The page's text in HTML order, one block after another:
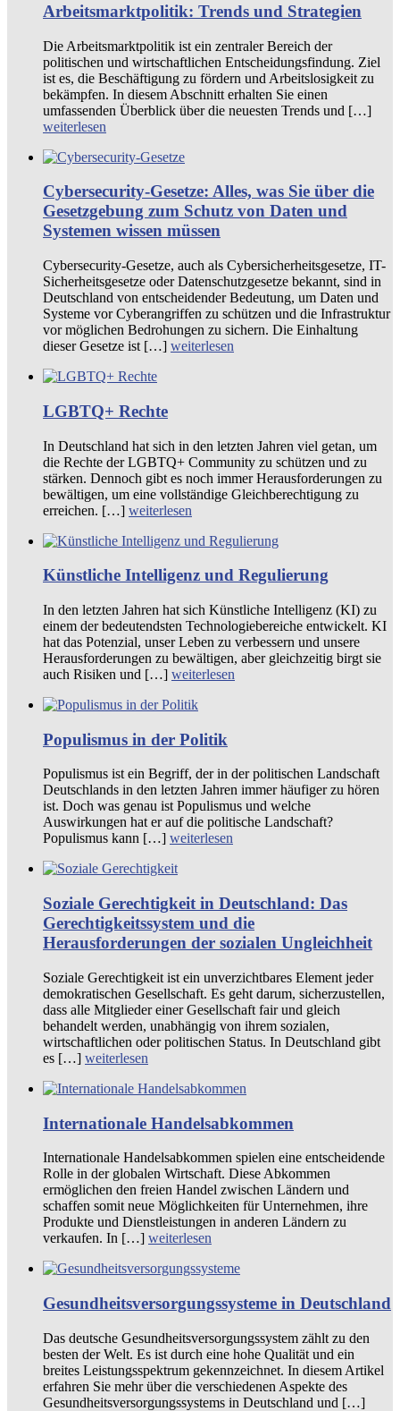
Arbeitsmarktpolitik: Trends und Strategien
Die Arbeitsmarktpolitik ist ein zentraler Bereich der
politischen und wirtschaftlichen Entscheidungsfindung. Ziel
ist es, die Beschäftigung zu fördern und Arbeitslosigkeit zu
bekämpfen. In diesem Abschnitt erhalten Sie einen
umfassenden Überblick über die neuesten Trends und […]
weiterlesen
Cybersecurity-Gesetze: Alles, was Sie über die
Gesetzgebung zum Schutz von Daten und
Systemen wissen müssen
Cybersecurity-Gesetze, auch als Cybersicherheitsgesetze, IT-
Sicherheitsgesetze oder Datenschutzgesetze bekannt, sind in
Deutschland von entscheidender Bedeutung, um Daten und
Systeme vor Cyberangriffen zu schützen und die Infrastruktur
vor möglichen Bedrohungen zu sichern. Die Einhaltung
dieser Gesetze ist […] weiterlesen
LGBTQ+ Rechte
In Deutschland hat sich in den letzten Jahren viel getan, um
die Rechte der LGBTQ+ Community zu schützen und zu
stärken. Dennoch gibt es noch immer Herausforderungen zu
bewältigen, um eine vollständige Gleichberechtigung zu
erreichen. […] weiterlesen
Künstliche Intelligenz und Regulierung
In den letzten Jahren hat sich Künstliche Intelligenz (KI) zu
einem der bedeutendsten Technologiebereiche entwickelt. KI
hat das Potenzial, unser Leben zu verbessern und unsere
Herausforderungen zu bewältigen, aber gleichzeitig birgt sie
auch Risiken und […] weiterlesen
Populismus in der Politik
Populismus ist ein Begriff, der in der politischen Landschaft
Deutschlands in den letzten Jahren immer häufiger zu hören
ist. Doch was genau ist Populismus und welche
Auswirkungen hat er auf die politische Landschaft?
Populismus kann […] weiterlesen
Soziale Gerechtigkeit in Deutschland: Das
Gerechtigkeitssystem und die
Herausforderungen der sozialen Ungleichheit
Soziale Gerechtigkeit ist ein unverzichtbares Element jeder
demokratischen Gesellschaft. Es geht darum, sicherzustellen,
dass alle Mitglieder einer Gesellschaft fair und gleich
behandelt werden, unabhängig von ihrem sozialen,
wirtschaftlichen oder politischen Status. In Deutschland gibt
es […] weiterlesen
Internationale Handelsabkommen
Internationale Handelsabkommen spielen eine entscheidende
Rolle in der globalen Wirtschaft. Diese Abkommen
ermöglichen den freien Handel zwischen Ländern und
schaffen somit neue Möglichkeiten für Unternehmen, ihre
Produkte und Dienstleistungen in anderen Ländern zu
verkaufen. In […] weiterlesen
Gesundheitsversorgungssysteme in Deutschland
Das deutsche Gesundheitsversorgungssystem zählt zu den
besten der Welt. Es ist durch eine hohe Qualität und ein
breites Leistungsspektrum gekennzeichnet. In diesem Artikel
erfahren Sie mehr über die verschiedenen Aspekte des
Gesundheitsversorgungssystems in Deutschland und […]